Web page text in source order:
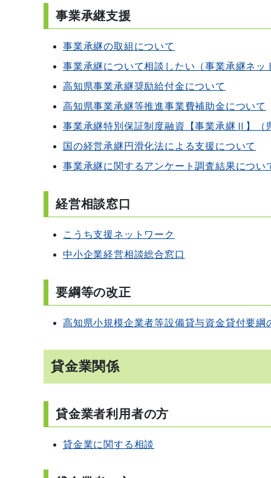
事業承継支援
事業承継の取組について
事業承継について相談したい（事業承継ネッ
高知県事業承継奨励給付金について
高知県事業承継等推進事業費補助金について
事業承継特別保証制度融資【事業承継Ⅱ】（
国の経営承継円滑化法による支援について
事業承継に関するアンケート調査結果につい
経営相談窓口
こうち支援ネットワーク
中小企業経営相談総合窓口
要綱等の改正
高知県小規模企業者等設備貸与資金貸付要綱
貸金業関係
貸金業者利用者の方
貸金業に関する相談